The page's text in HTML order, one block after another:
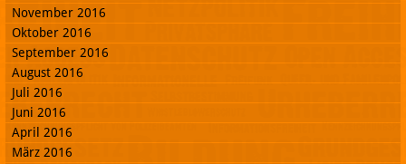
November 2016
Oktober 2016
September 2016
August 2016
Juli 2016
Juni 2016
April 2016
März 2016